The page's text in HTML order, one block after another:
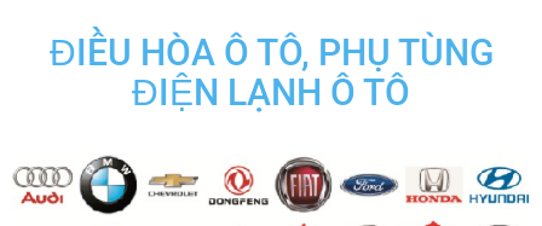
contentĐIỀU HÒA Ô TÔ, PHỤ TÙNG
ĐIỆN LẠNH Ô TÔ